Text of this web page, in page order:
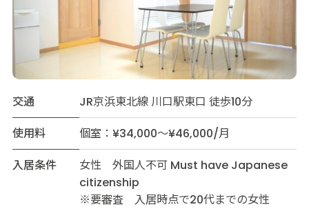
交通
JR京浜東北線 川口駅東口 徒歩10分
使用料
個室：¥34,000～¥46,000/月
入居条件
女性 外国人不可 Must have Japanese
citizenship
※要審査 入居時点で20代までの女性